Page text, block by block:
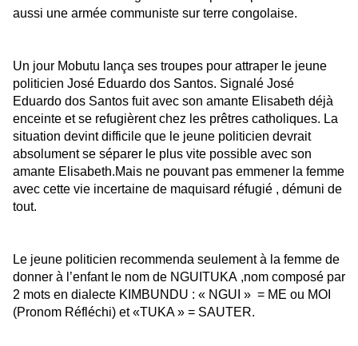
aussi une armée communiste sur terre congolaise.
Un jour Mobutu lança ses troupes pour attraper le jeune
politicien José Eduardo dos Santos. Signalé José
Eduardo dos Santos fuit avec son amante Elisabeth déjà
enceinte et se refugièrent chez les prêtres catholiques. La
situation devint difficile que le jeune politicien devrait
absolument se séparer le plus vite possible avec son
amante Elisabeth.Mais ne pouvant pas emmener la femme
avec cette vie incertaine de maquisard réfugié , démuni de
tout.
Le jeune politicien recommenda seulementà la femme de
donner à l’enfant le nom de NGUITUKA ,nom composé par
2 mots en dialecte KIMBUNDU : « NGUI » = ME ou MOI
(Pronom Réfléchi) et «TUKA » = SAUTER.